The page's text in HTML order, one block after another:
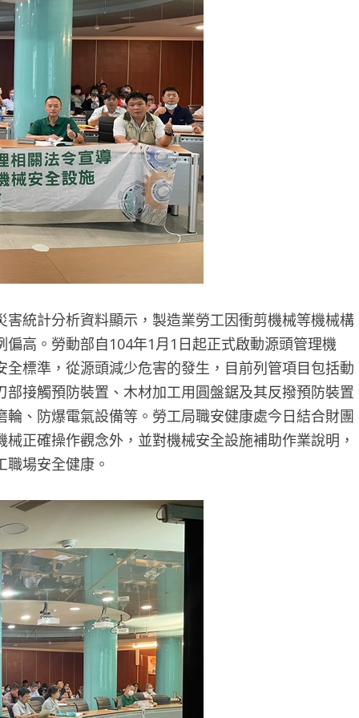
統計分析資料顯示，製造業勞工因衝剪機械等機械構
高。勞動部自104年1月1日起正式啟動源頭管理機
標準，從源頭減少危害的發生，目前列管項目包括動
接觸預防裝置、木材加工用圓盤鋸及其反撥預防裝置
、防爆電氣設備等。勞工局職安健康處今日結合財團
正確操作觀念外，並對機械安全設施補助作業說明，
場安全健康。